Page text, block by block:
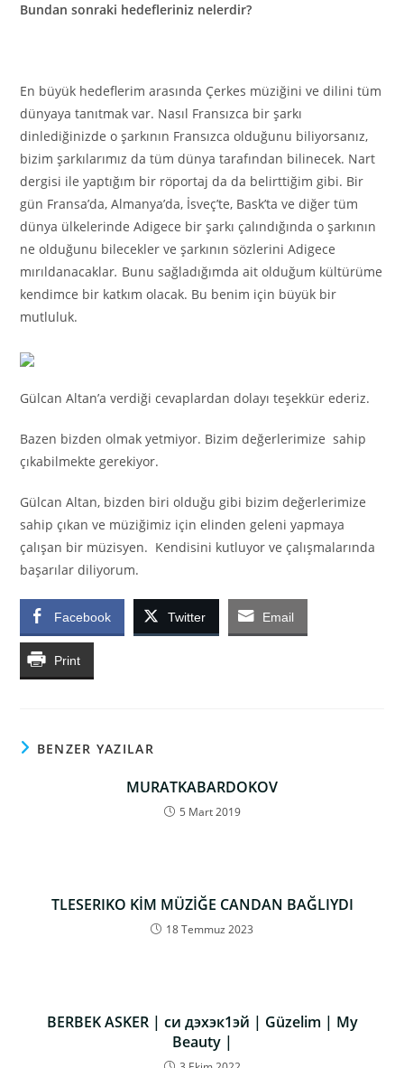
Bundan sonraki hedefleriniz nelerdir?
En büyük hedeflerim arasında Çerkes müziğini ve dilini tüm
dünyaya tanıtmak var. Nasıl Fransızca bir şarkı
dinlediğinizde o şarkının Fransızca olduğunu biliyorsanız,
bizim şarkılarımız da tüm dünya tarafından bilinecek. Nart
dergisi ile yaptığım bir röportaj da da belirttiğim gibi. Bir
gün Fransa’da, Almanya’da, İsveç’te, Bask’ta ve diğer tüm
dünya ülkelerinde Adigece bir şarkı çalındığında o şarkının
ne olduğunu bilecekler ve şarkının sözlerini Adigece
mırıldanacaklar. Bunu sağladığımda ait olduğum kültürüme
kendimce bir katkım olacak. Bu benim için büyük bir
mutluluk.
Gülcan Altan’a verdiği cevaplardan dolayı teşekkür ederiz.
Bazen bizden olmak yetmiyor. Bizim değerlerimize sahip
çıkabilmekte gerekiyor.
Gülcan Altan, bizden biri olduğu gibi bizim değerlerimize
sahip çıkan ve müziğimiz için elinden geleni yapmaya
çalışan bir müzisyen. Kendisini kutluyor ve çalışmalarında
başarılar diliyorum.
Facebook Twitter Email
Print
BENZER YAZILAR
MURATKABARDOKOV
5 Mart 2019
TLESERIKO KİM MÜZİĞE CANDAN BAĞLIYDI
18 Temmuz 2023
BERBEK ASKER | си дэхэк1эй | Güzelim | My
Beauty |